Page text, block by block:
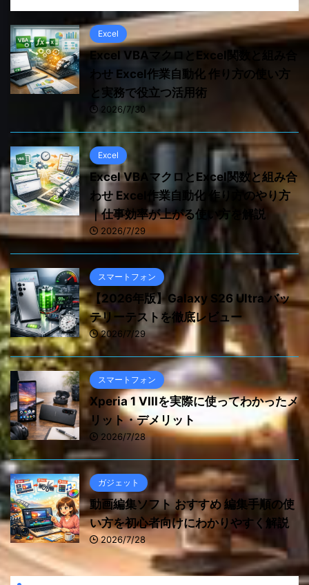
Excel
Excel VBAマクロとExcel関数と組み合
わせ Excel作業自動化 作り方の使い方
と実務で役立つ活用術
2026/7/30
Excel
Excel VBAマクロとExcel関数と組み合
わせ Excel作業自動化 作り方のやり方
｜仕事効率が上がる使い方を解説
2026/7/29
スマートフォン
【2026年版】Galaxy S26 Ultra バッ
テリーテストを徹底レビュー
2026/7/29
スマートフォン
Xperia 1 VIIIを実際に使ってわかったメ
リット・デメリット
2026/7/28
ガジェット
動画編集ソフト おすすめ 編集手順の使
い方を初心者向けにわかりやすく解説
2026/7/28